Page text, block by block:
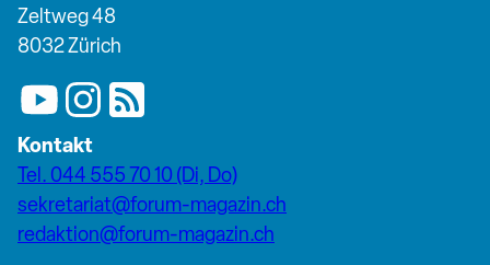
Zeltweg 48
8032 Zürich
Kontakt
Tel. 044 555 70 10 (Di, Do)
sekretariat@forum-magazin.ch
redaktion@forum-magazin.ch